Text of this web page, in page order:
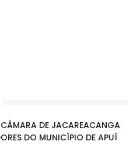
CÂMARA DE JACAREACANGA
DO MUNICÍPIO DE APUÍ